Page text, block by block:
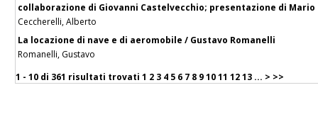
collaborazione di Giovanni Castelvecchio; presentazione di Mario
Ceccherelli, Alberto
La locazione di nave e di aeromobile / Gustavo Romanelli
Romanelli, Gustavo
1 - 10 di 361 risultati trovati 1 2 3 4 5 6 7 8 91011 1213 ... > >>